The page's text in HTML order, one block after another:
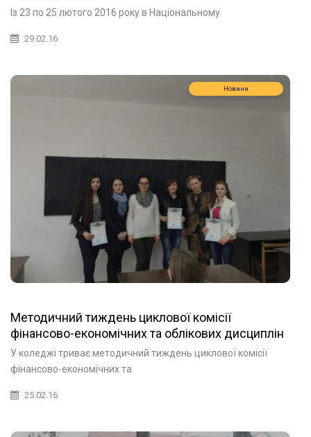
Із 23 по 25 лютого 2016 року в Національному
29.02.16
Новини
Методичний тиждень циклової комісії
фінансово-економічних та облікових дисциплін
У коледжі триває методичний тиждень циклової комісії
фінансово-економічних та
25.02.16